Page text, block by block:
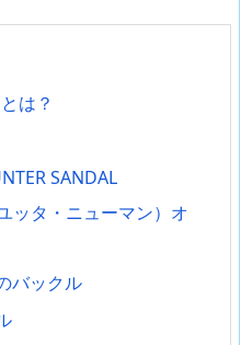
は？
SANDAL
ッタ・ニューマン）オ
バックル